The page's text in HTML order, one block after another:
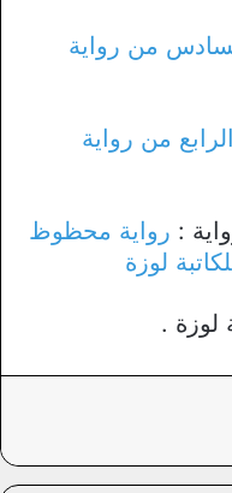
من رواية
من رواية
: رواية محظوظ
لوزة
لوزة .